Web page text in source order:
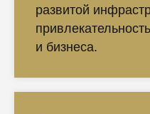
развитой
и бизнеса.